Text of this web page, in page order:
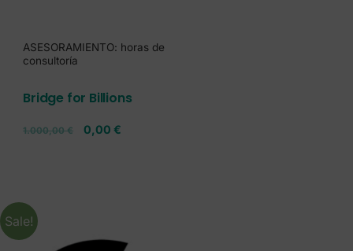
ASESORAMIENTO: horas de
consultoría
Bridge for Billions
1.000,00€ 0,00 €
Sale!